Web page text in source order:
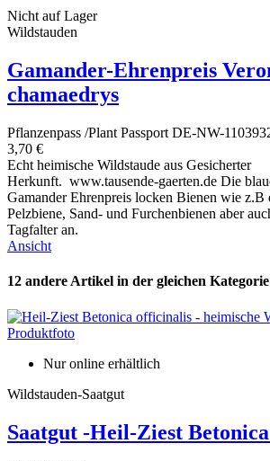
Nicht auf Lager
Wildstauden
Gamander-Ehrenpreis
chamaedrys
Pflanzenpass /Plant Passport DE-NW-
3,70 €
Echt heimische Wildstaude aus Gesicherter
Herkunft. www.tausende-gaerten.de Die
Gamander Ehrenpreis locken Bienen wie z.B
Pelzbiene, Sand- und Furchenbienen aber
Tagfalter an.
Ansicht
12 andere Artikel in der gleichen
Nur online erhältlich
Wildstauden-Saatgut
Saatgut -Heil-Ziest